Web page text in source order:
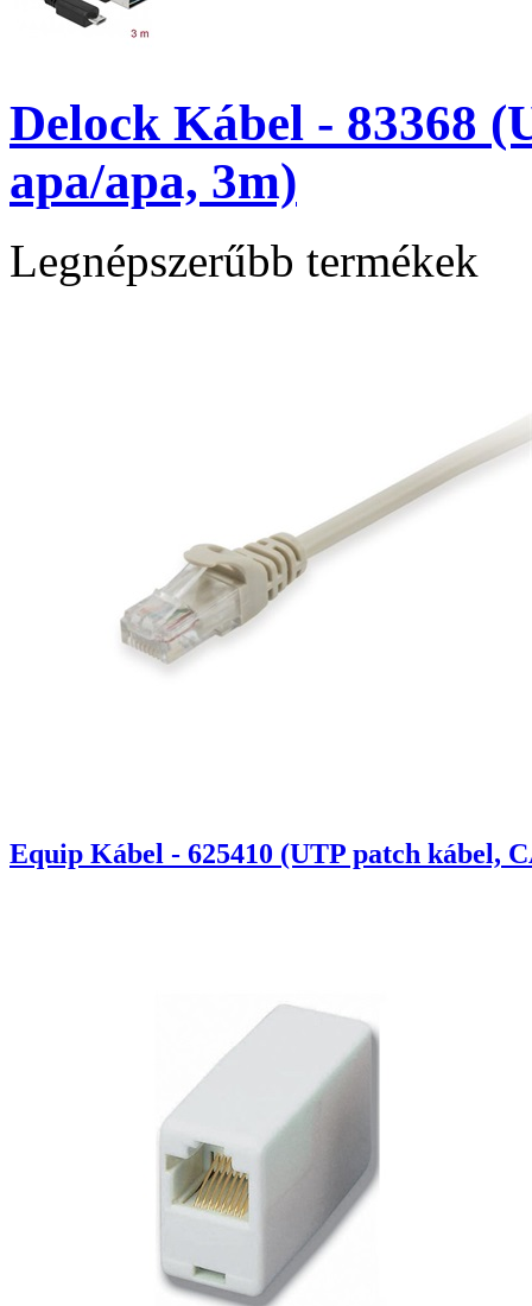
Delock Kábel - 83368
apa/apa, 3m)
Legnépszerűbb termékek
Equip Kábel - 625410 (UTP patch kábel,